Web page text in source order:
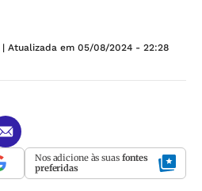
| Atualizada em 05/08/2024 - 22:28
Nos adicione às suas fontes
preferidas